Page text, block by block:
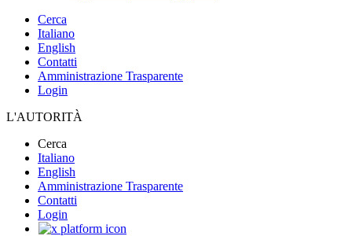
Cerca
Italiano
English
Contatti
Amministrazione Trasparente
Login
L'AUTORITÀ
Cerca
Italiano
English
Amministrazione Trasparente
Contatti
Login